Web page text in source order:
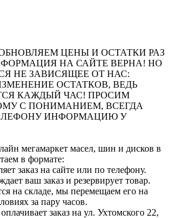
ЦЕНЫ И ОСТАТКИ РАЗ
НА САЙТЕ ВЕРНА! НО
НЕ ЗАВИСЯЩЕЕ ОТ НАС:
ОСТАТКОВ, ВЕДЬ
КАЖДЫЙ ЧАС! ПРОСИМ
С ПОНИМАНИЕМ, ВСЕГДА
ИНФОРМАЦИЮ У
мегамаркет масел, шин и дисков в
в формате:
заказ на сайте или по телефону.
ваш заказ и резервирует товар.
на складе, мы перемещаем его на
за пару часов.
заказ на ул. Ухтомского 22,